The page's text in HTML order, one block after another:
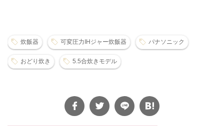
炊飯器 可変圧力IHジャー炊飯器 パナソニック
おどり炊き 5.5合炊きモデル